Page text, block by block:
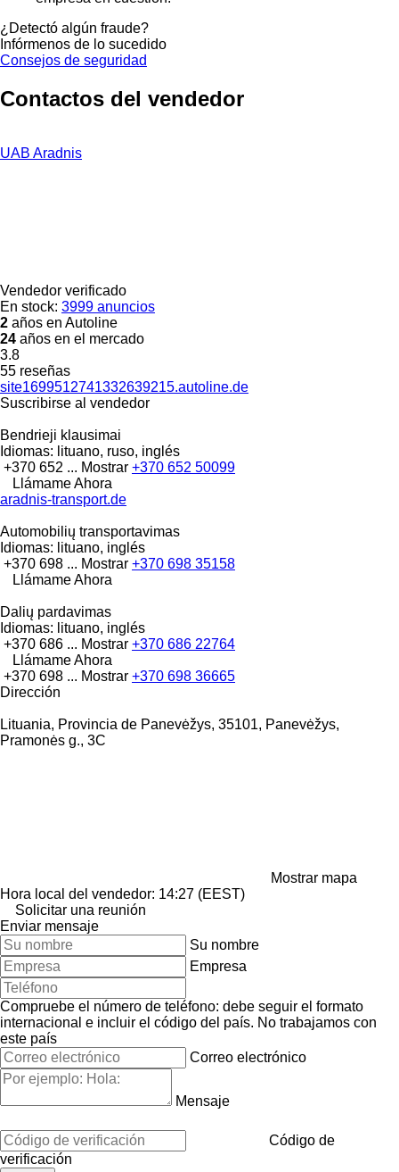
¿Detectó algún fraude?
Infórmenos de lo sucedido
Consejos de seguridad
Contactos del vendedor
UAB Aradnis
Vendedor verificado
En stock: 3999 anuncios
2 años en Autoline
24 años en el mercado
3.8
55 reseñas
site1699512741332639215.autoline.de
Suscribirse al vendedor
Bendrieji klausimai
Idiomas: lituano, ruso, inglés
+370 652 ... Mostrar +370 652 50099
Llámame Ahora
aradnis-transport.de
Automobilių transportavimas
Idiomas: lituano, inglés
+370 698 ... Mostrar +370 698 35158
Llámame Ahora
Dalių pardavimas
Idiomas: lituano, inglés
+370 686 ... Mostrar +370 686 22764
Llámame Ahora
+370 698 ... Mostrar +370 698 36665
Dirección
Lituania, Provincia de Panevėžys, 35101, Panevėžys,
Pramonės g., 3C
Mostrar mapa
Hora local del vendedor: 14:27 (EEST)
Solicitar una reunión
Enviar mensaje
Su nombre
Empresa
Compruebe el número de teléfono: debe seguir el formato
internacional e incluir el código del país. No trabajamos con
este país
Correo electrónico
Mensaje
Código de
verificación